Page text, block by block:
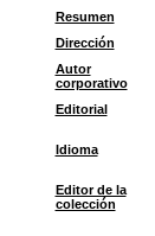
Resumen
Dirección
Autor
corporativo
Editorial
Idioma
Editor de la
colección